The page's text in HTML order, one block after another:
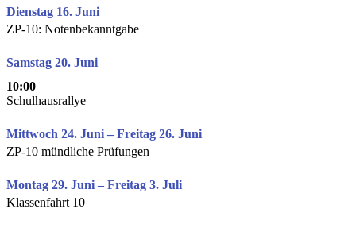
Dienstag 16. Juni
ZP-10: Notenbekanntgabe
Samstag 20. Juni
10:00
Schulhausrallye
Mittwoch 24. Juni – Freitag 26. Juni
ZP-10 mündliche Prüfungen
Montag 29. Juni – Freitag 3. Juli
Klassenfahrt 10